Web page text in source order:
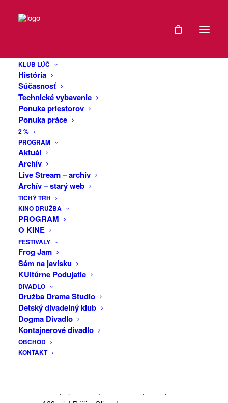
KLUB LÚČ
História
Súčasnosť
Technické vybavenie
Ponuka priestorov
Ponuka práce
2 %
PROGRAM
Aktuál
Archív
Live Stream – archiv
Archív – starý web
TICHÝ TRH
KINO DRUŽBA
PROGRAM
O KINE
FESTIVALY
Frog Jam
Sám na javisku
KUltúrne Podujatie
DIVADLO
Družba Drama Studio
Detský divadelný klub
Dogma Divadlo
Kontajnerové divadlo
OBCHOD
KONTAKT
pondelky v kine
Družba: Sirat
(Španielsko,
Francúzsko,
2025)
Rave apokalypsa Sirat šokovala Cannes,
a okrem Ceny poroty si odniesla povesť
najoriginálnejšieho filmu festivalu s
kultovým potenciálom. Louis so svojim
malým synom prichádza na divokú rave
párty uprostred marockých hôr hľadať
svoju dcéru Mar. V obklopení
hypnotických beatov a zvláštnej, surovej
slobody, vyrážajú so skupinou techno
niekde hlboko v púšti. Karavána
prerobených náklaďákov naložených
sound systémami, naftou a drogami sa
prediera rozpáleným pieskom. Putovanie
sa rýchlo mení v šialenú halucinačnú
DÁTUM